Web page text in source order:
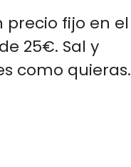
fijo en el
25€. Sal y
como quieras.